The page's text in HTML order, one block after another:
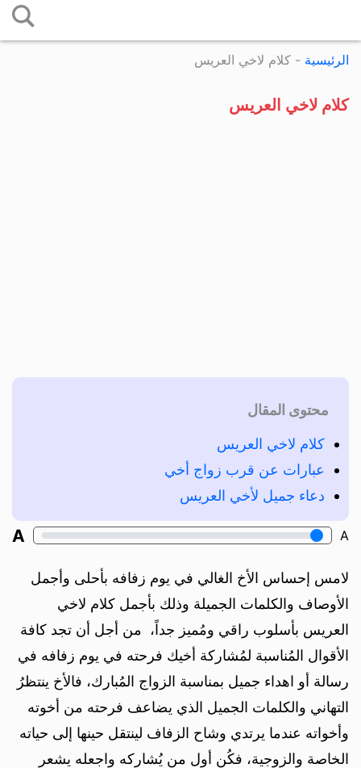
إلى
الرئيسية - كلام لاخي العريس
كلام لاخي العريس
محتوى المقال
كلام لاخي العريس
عبارات عن قرب زواج أخي
دعاء جميل لأخي العريس
A
A
‏لامس إحساس الأخ الغالي في يوم زفافه بأحلى وأجمل
الأوصاف والكلمات الجميلة وذلك بأجمل كلام لاخي
العريس بأسلوب راقي ومُميز جداً، من أجل أن تجد كافة
الأقوال المُناسبة لمُشاركة أخيك فرحته في يوم زفافه في
رسالة أو اهداء جميل بمناسبة الزواج المُبارك، فالأخ ينتظرُ
التهاني والكلمات الجميل الذي يضاعف فرحته من أخوته
وأخواته عندما يرتدي وشاح الزفاف لينتقل حينها إلى حياته
الخاصة والزوجية، فكُن أول من يُشاركه واجعله يشعر